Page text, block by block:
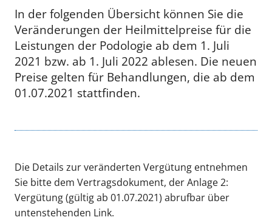
In der folgenden Übersicht können Sie die
Veränderungen der Heilmittelpreise für die
Leistungen der Podologie ab dem 1. Juli
2021 bzw. ab 1. Juli 2022 ablesen. Die neuen
Preise gelten für Behandlungen, die ab dem
01.07.2021 stattfinden.
Die Details zur veränderten Vergütung entnehmen
Sie bitte dem Vertragsdokument, der Anlage 2:
Vergütung (gültig ab 01.07.2021) abrufbar über
untenstehenden Link.